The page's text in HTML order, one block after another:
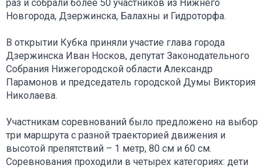
раз и собрали более 50 участников из Нижнего
Новгорода, Дзержинска, Балахны и Гидроторфа.
В открытии Кубка приняли участие глава города
Дзержинска Иван Носков, депутат Законодательного
Собрания Нижегородской области Александр
Парамонов и председатель городской Думы Виктория
Николаева.
Участникам соревнований было предложено на выбор
три маршрута с разной траекторией движения и
высотой препятствий – 1 метр, 80 см и 60 см.
Соревнования проходили в четырех категориях: дети